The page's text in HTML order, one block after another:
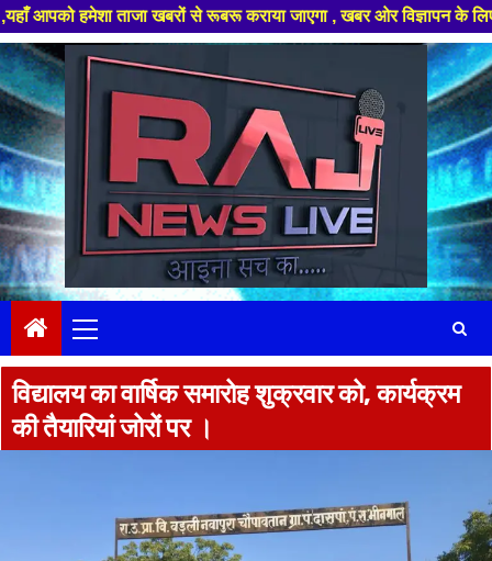
ताजा खबरों से रूबरू कराया जाएगा , खबर ओर विज्ञापन के लिए
Skip
to
content
Menu
विद्यालय का वार्षिक समारोह शुक्रवार को, कार्यक्रम
की तैयारियां जोरों पर ।